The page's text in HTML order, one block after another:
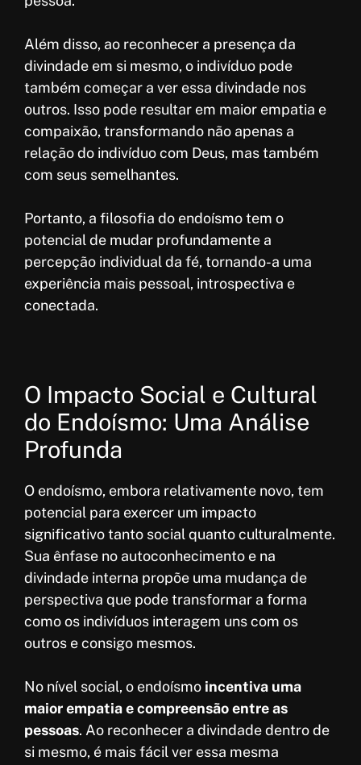
Além disso, ao reconhecer a presença da
divindade em si mesmo, o indivíduo pode
também começar a ver essa divindade nos
outros. Isso pode resultar em maior empatia e
compaixão, transformando não apenas a
relação do indivíduo com Deus, mas também
com seus semelhantes.
Portanto, a filosofia do endoísmo tem o
potencial de mudar profundamente a
percepção individual da fé, tornando-a uma
experiência mais pessoal, introspectiva e
conectada.
O Impacto Social e Cultural
do Endoísmo: Uma Análise
Profunda
O endoísmo, embora relativamente novo, tem
potencial para exercer um impacto
significativo tanto social quanto culturalmente.
Sua ênfase no autoconhecimento e na
divindade interna propõe uma mudança de
perspectiva que pode transformar a forma
como os indivíduos interagem uns com os
outros e consigo mesmos.
No nível social, o endoísmo incentiva uma
maior empatia e compreensão entre as
pessoas. Ao reconhecer a divindade dentro de
si mesmo, é mais fácil ver essa mesma